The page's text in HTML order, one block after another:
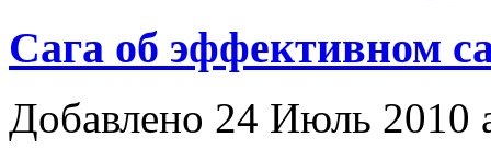
Сага об эффективном
Добавлено 24 Июль 2010